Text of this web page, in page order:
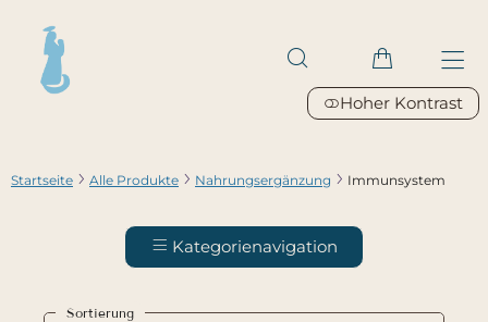
Hoher Kontrast
Startseite Alle Produkte Nahrungsergänzung Immunsystem
Kategorienavigation
Sortierung